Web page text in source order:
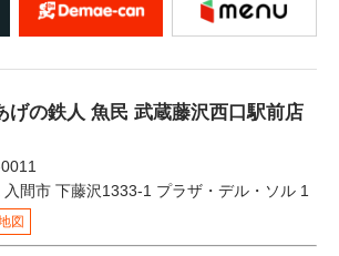
げの鉄人 魚民 武蔵藤沢西口駅前店
入間市 下藤沢1333-1 プラザ・デル・ソル 1
図